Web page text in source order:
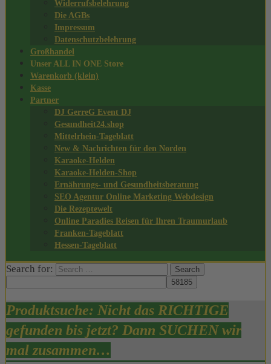
Widerrufsbelehrung
Die AGBs
Impressum
Datenschutzbelehrung
Großhandel
Unser ALL IN ONE Store
Warenkorb (klein)
Kasse
Partner
DJ GerreG Event DJ
Gesundheit24.shop
Mittelrhein-Tageblatt
New & Nachrichten für den Norden
Karaoke-Helden
Karaoke-Helden-Shop
Ernährungs- und Gesundheitsberatung
SEO Agentur Online Marketing Webdesign
Die Rezeptewelt
Online Paradies Reisen für Ihren Traumurlaub
Franken-Tageblatt
Hessen-Tageblatt
Search for:
Produktsuche: Nicht das RICHTIGE
gefunden bis jetzt? Dann SUCHEN wir
mal zusammen…